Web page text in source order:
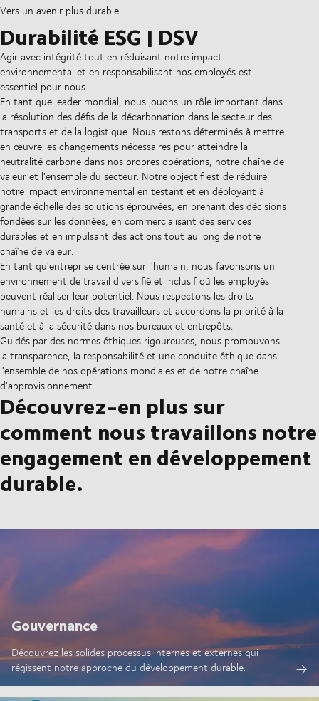
Vers un avenir plus durable
Durabilité ESG | DSV
Agir avec intégrité tout en réduisant notre impact
environnemental et en responsabilisant nos employés est
essentiel pour nous.
En tant que leader mondial, nous jouons un rôle important dans
la résolution des défis de la décarbonation dans le secteur des
transports et de la logistique. Nous restons déterminés à mettre
en œuvre les changements nécessaires pour atteindre la
neutralité carbone dans nos propres opérations, notre chaîne de
valeur et l'ensemble du secteur. Notre objectif est de réduire
notre impact environnemental en testant et en déployant à
grande échelle des solutions éprouvées, en prenant des décisions
fondées sur les données, en commercialisant des services
durables et en impulsant des actions tout au long de notre
chaîne de valeur.
En tant qu'entreprise centrée sur l'humain, nous favorisons un
environnement de travail diversifié et inclusif où les employés
peuvent réaliser leur potentiel. Nous respectons les droits
humains et les droits des travailleurs et accordons la priorité à la
santé et à la sécurité dans nos bureaux et entrepôts.
Guidés par des normes éthiques rigoureuses, nous promouvons
la transparence, la responsabilité et une conduite éthique dans
l'ensemble de nos opérations mondiales et de notre chaîne
d'approvisionnement.
Découvrez-en plus sur
comment nous travaillons notre
engagement en développement
durable.
Gouvernance
Découvrez les solides processus internes et externes qui
régissent notre approche du développement durable.